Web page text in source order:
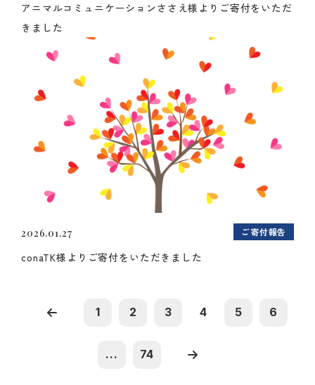
アニマルコミュニケーションささえ様よりご寄付をいただ
きました
2026.01.27 ご寄付報告
conaTK様よりご寄付をいただきました
1 2 3 4 5 6
... 74